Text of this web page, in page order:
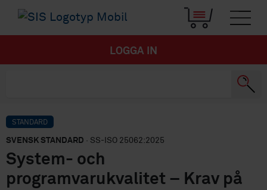
LOGGA IN
STANDARD
SVENSK STANDARD · SS-ISO 25062:2025
System- och
programvarukvalitet – Krav på